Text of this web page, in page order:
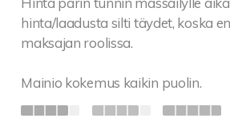
hinta/laadusta silti täydet, koska
maksajan roolissa.
Mainio kokemus kaikin puolin.